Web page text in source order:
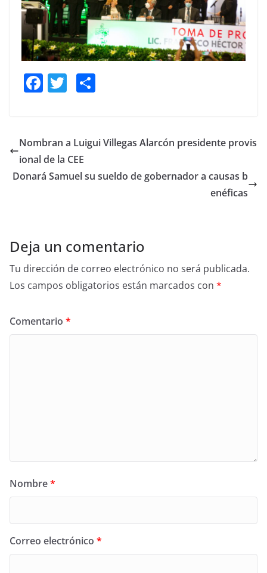
F
a
e
b
o
T
w
er e
Nombran a Luigui Villegas Alarcón presidente provis
ional de la CEE
Donará Samuel su sueldo de gobernador a causas b
enéficas
Deja un comentario
Tu dirección de correo electrónico no será publicada.
Los campos obligatorios están marcados con *
Comentario *
Nombre*
Correo electrónico *